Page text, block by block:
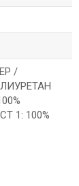
/
1: 100%